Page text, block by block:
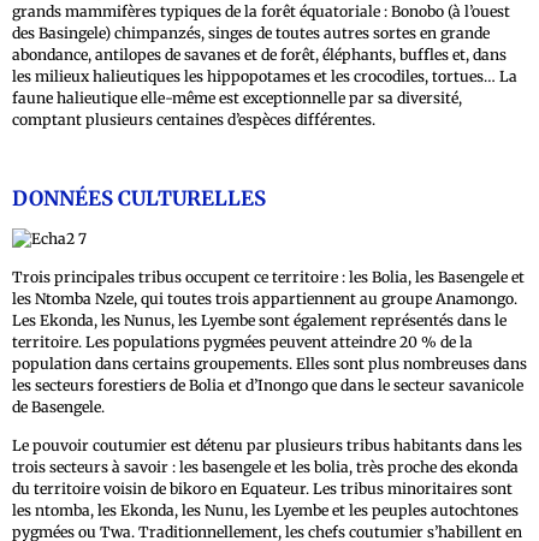
grands mammifères typiques de la forêt équatoriale : Bonobo (à l’ouest
des Basingele) chimpanzés, singes de toutes autres sortes en grande
abondance, antilopes de savanes et de forêt, éléphants, buffles et, dans
les milieux halieutiques les hippopotames et les crocodiles, tortues… La
faune halieutique elle-même est exceptionnelle par sa diversité,
comptant plusieurs centaines d’espèces différentes.
DONNÉES CULTURELLES
Trois principales tribus occupent ce territoire : les Bolia, les Basengele et
les Ntomba Nzele, qui toutes trois appartiennent au groupe Anamongo.
Les Ekonda, les Nunus, les Lyembe sont également représentés dans le
territoire. Les populations pygmées peuvent atteindre 20 % de la
population dans certains groupements. Elles sont plus nombreuses dans
les secteurs forestiers de Bolia et d’Inongo que dans le secteur savanicole
de Basengele.
Le pouvoir coutumier est détenu par plusieurs tribus habitants dans les
trois secteurs à savoir : les basengele et les bolia, très proche des ekonda
du territoire voisin de bikoro en Equateur. Les tribus minoritaires sont
les ntomba, les Ekonda, les Nunu, les Lyembe et les peuples autochtones
pygmées ou Twa. Traditionnellement, les chefs coutumier s’habillent en